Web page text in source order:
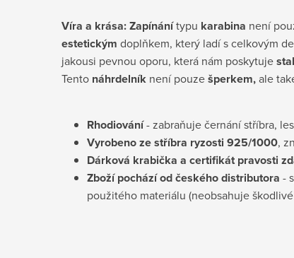
Víra a krása: Zapínánítypu karabina není
estetickým doplňkem, který ladí s celkovým
jakousi pevnou oporu, která nám poskytuje
Tento náhrdelník není pouzešperkem,ale
Rhodiování- zabraňuje černání stříbra,
Vyrobeno ze stříbra ryzosti 925/1000,
Dárková krabička a certifikát pravosti
Zboží pochází od českého distributora -
použitého materiálu (neobsahuje